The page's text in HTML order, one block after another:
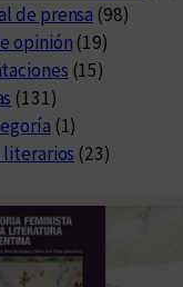
de prensa (98)
opinión (19)
(15)
(131)
(1)
literarios (23)